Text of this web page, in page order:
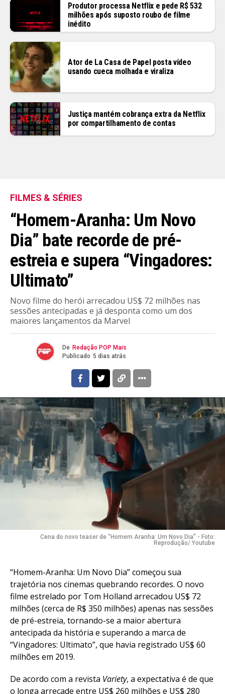
Produtor processa Netflix e pede R$ 532
milhões após suposto roubo de filme
inédito
Ator de La Casa de Papel posta vídeo
usando cueca molhada e viraliza
Justiça mantém cobrança extra da Netflix
por compartilhamento de contas
FILMES & SÉRIES
“Homem-Aranha: Um Novo
Dia” bate recorde de pré-
estreia e supera “Vingadores:
Ultimato”
Novo filme do herói arrecadou US$ 72 milhões nas
sessões antecipadas e já desponta como um dos
maiores lançamentos da Marvel
De Redação POP Mais
Publicado 5 dias atrás
Cena do novo teaser de "Homem Aranha: Um Novo Dia" - Foto:
Reprodução/ Youtube
“Homem-Aranha: Um Novo Dia” começou sua
trajetória nos cinemas quebrando recordes. O novo
filme estrelado por Tom Holland arrecadou US$ 72
milhões (cerca de R$ 350 milhões) apenas nas sessões
de pré-estreia, tornando-se a maior abertura
antecipada da história e superando a marca de
“Vingadores: Ultimato”, que havia registrado US$ 60
milhões em 2019.
De acordo com a revista Variety, a expectativa é de que
o longa arrecade entre US$ 260 milhões e US$ 280